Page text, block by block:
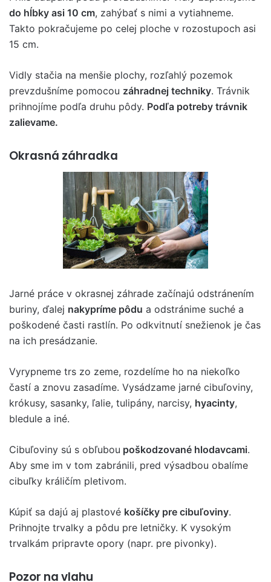
do hĺbky asi 10 cm, zahýbať s nimi a vytiahneme.
Takto pokračujeme po celej ploche v rozostupoch asi
15 cm.
Vidly stačia na menšie plochy, rozľahlý pozemok
prevzdušníme pomocou záhradnej techniky. Trávnik
prihnojíme podľa druhu pôdy. Podľa potreby trávnik
zalievame.
Okrasná záhradka
Jarné práce v okrasnej záhrade začínajú odstránením
buriny, ďalej nakypríme pôdu a odstránime suché a
poškodené časti rastlín. Po odkvitnutí snežienok je čas
na ich presádzanie.
Vyrypneme trs zo zeme, rozdelíme ho na niekoľko
častí a znovu zasadíme. Vysádzame jarné cibuľoviny,
krókusy, sasanky, ľalie, tulipány, narcisy, hyacinty,
bledule a iné.
Cibuľoviny sú s obľubou poškodzované hlodavcami.
Aby sme im v tom zabránili, pred výsadbou obalíme
cibuľky králičím pletivom.
Kúpiť sa dajú aj plastové košíčky pre cibuľoviny.
Prihnojte trvalky a pôdu pre letničky. K vysokým
trvalkám pripravte opory (napr. pre pivonky).
Pozor na vlahu